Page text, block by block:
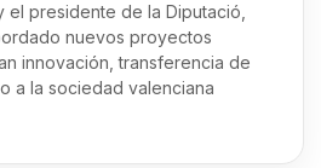
el presidente de la Diputació,
nuevos proyectos
innovación, transferencia de
a la sociedad valenciana